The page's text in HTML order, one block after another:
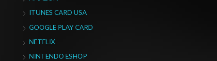
ITUNES CARD USA
GOOGLE PLAY CARD
NETFLIX
NINTENDO ESHOP